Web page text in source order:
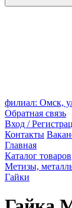
филиал: Омск,
Обратная связь
Вход /
Контакты
Главная
Каталог товаров
Метизы,
Гайки